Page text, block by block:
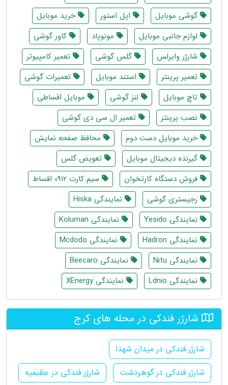
گوشي موبايل
اپل استور
خرید موبایل
لوازم جانبی موبایل
مونوپاد
کاور گوشی
شارژر وایرلس
گلس گوشی
تعمیر کامپیوتر
تعمیر پرینتر
استند موبایل
تعمیرات گوشی
تاچ موبایل
لنز گوشی
موبایل اقساطی
نصب پرینتر
تعمیر ال سی دی گوشی
خرید موبایل دست دوم
محافظ صفحه نمایش
گیرنده دیجیتال موبایل
تعویض گلس
فروش دستگاه کارتخوان
سیم کارت 0912 اقساط
رجیستری گوشی
نمایندگی Hiska
نمایندگی Yesido
نمایندگی Koluman
نمایندگی Hadron
نمایندگی Mcdodo
نمایندگی Nitu
نمایندگی Beecaro
نمایندگی Ldnio
نمایندگی XEnergy
شارژر فندکی در محله های کرج
شارژر فندکی در میدان شهدا
شارژر فندکی در گوهردشت
شارژر فندکی در عظیمیه